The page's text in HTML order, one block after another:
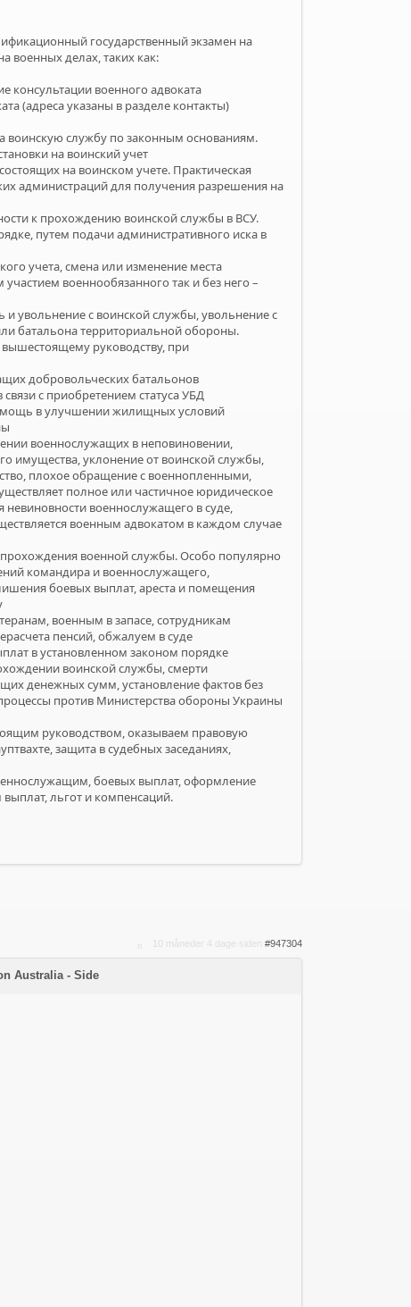
государственный экзамен на
военных делах, таких как:
консультации военного адвоката
(адреса указаны в разделе контакты)
воинскую службу по законным основаниям.
на воинский учет
на воинском учете. Практическая
администраций для получения разрешения на
к прохождению воинской службы в ВСУ.
путем подачи административного иска в
учета, смена или изменение места
военнообязанного так и без него –
увольнение с воинской службы, увольнение с
батальона территориальной обороны.
руководству, при
добровольческих батальонов
с приобретением статуса УБД
в улучшении жилищных условий
военнослужащих в неповиновении,
имущества, уклонение от воинской службы,
плохое обращение с военнопленными,
полное или частичное юридическое
военнослужащего в суде,
военным адвокатом в каждом случае
военной службы. Особо популярно
командира и военнослужащего,
боевых выплат, ареста и помещения
военным в запасе, сотрудникам
пенсий, обжалуем в суде
в установленном законом порядке
воинской службы, смерти
денежных сумм, установление фактов без
против Министерства обороны Украины
руководством, оказываем правовую
защита в судебных заседаниях,
боевых выплат, оформление
льгот и компенсаций.
10 måneder 4 dage siden #947304
Australia - Side